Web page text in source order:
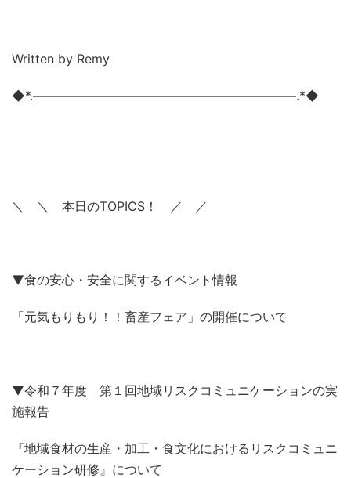
Written by Remy
◆*.―――――――――――――――――――――.*◆
＼ ＼ 本日のTOPICS！ ／ ／
▼食の安心・安全に関するイベント情報
「元気もりもり！！畜産フェア」の開催について
▼令和７年度 第１回地域リスクコミュニケーションの実
施報告
『地域食材の生産・加工・食文化におけるリスクコミュニ
ケーション研修』について